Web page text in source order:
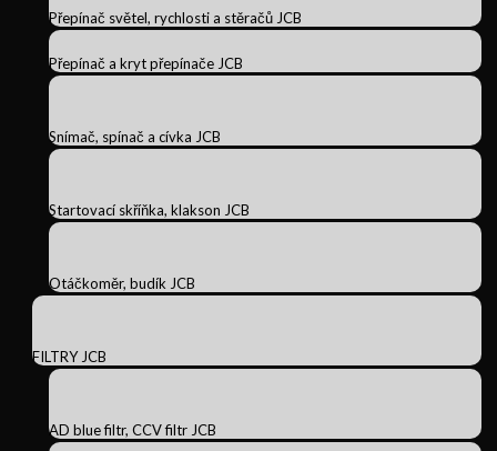
Přepínač světel, rychlosti a stěračů JCB
Přepínač a kryt přepínače JCB
Snímač, spínač a cívka JCB
Startovací skříňka, klakson JCB
Otáčkoměr, budík JCB
FILTRY JCB
AD blue filtr, CCV filtr JCB